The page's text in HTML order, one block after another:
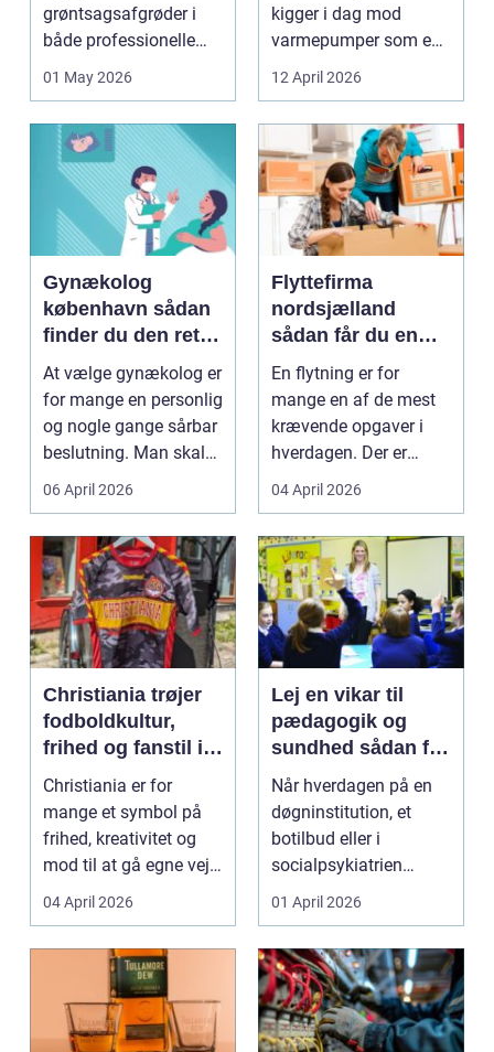
grøntsagsafgrøder i
både professionelle
køkkenhaver og større
landbrugspro...
01 May 2026
kigger i dag mod
varmepumper som en
vej til lavere
varmeregnin...
12 April 2026
Gynækolog
københavn sådan
finder du den rette
specialist
At vælge gynækolog er
for mange en personlig
og nogle gange sårbar
beslutning. Man skal
både føle si...
06 April 2026
Flyttefirma
nordsjælland
sådan får du en
tryg og effektiv
flytning
En flytning er for
mange en af de mest
krævende opgaver i
hverdagen. Der er
meget at holde styr på,
04 April 2026
Christiania trøjer
fodboldkultur,
frihed og fanstil i
ét
Christiania er for
mange et symbol på
frihed, kreativitet og
mod til at gå egne veje.
Den samme ånd ...
04 April 2026
Lej en vikar til
pædagogik og
sundhed sådan får
du den rette hjælp
Når hverdagen på en
døgninstitution, et
botilbud eller i
socialpsykiatrien
pludselig ændrer sig,
kan...
01 April 2026